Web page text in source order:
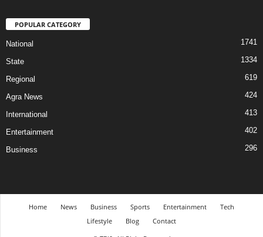
POPULAR CATEGORY
National 1741
State 1334
Regional 619
Agra News 424
International 413
Entertainment 402
Business 296
Home News Business Sports Entertainment
Tech
Lifestyle
Blog
Contact